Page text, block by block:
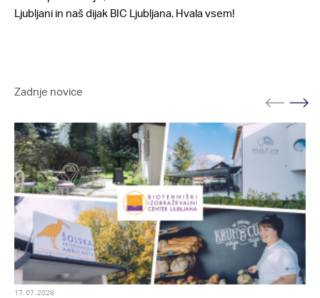
Ljubljani in naš dijak BIC Ljubljana. Hvala vsem!
Zadnje novice
17. 07. 2026